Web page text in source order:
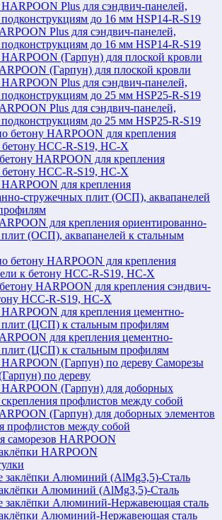
Plus для сэндвич-панелей,
до 16 мм HSP14-R-S19
(Гарпун) для плоской кровли
Plus для сэндвич-панелей,
до 25 мм HSP25-R-S19
HARPOON для крепления
HCC-R-S19, HC-X
для крепления ориентированно-
(ОСП), аквапанелей к стальным
HARPOON для крепления сэндвич-
HCC-R-S19, HC-X
для крепления цементно-
(ЦСП) к стальным профилям
Саморезы
по дереву
(Гарпун) для доборных элементов
профлистов между собой
саморезов HARPOON
HARPOON
Алюминий (AlMg3,5)-Сталь
Алюминий-Нержавеющая сталь